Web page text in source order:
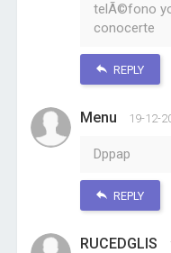
telÃ©fono
conocerte
REPLY
Menu 19-12-
Dppap
REPLY
RUCEDGLIS